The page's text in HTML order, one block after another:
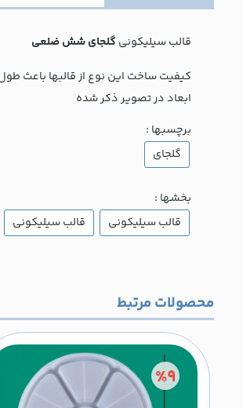
قالب سیلیکونی گلجای شش ضلعی
کیفیت ساخت این نوع از قالبها باعث
ابعاد در تصویر ذکر شده
برچسبها :
گلجای
بخشها :
قالب سیلیکونی
قالب سیلیکونی
محصولات مرتبط
%9